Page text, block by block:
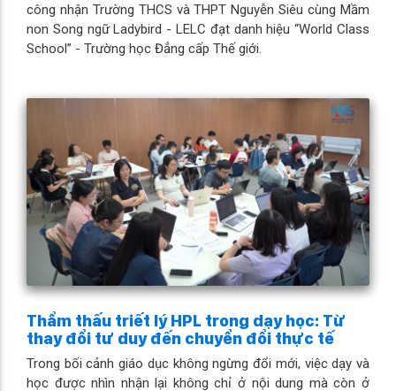
công nhận Trường THCS và THPT Nguyễn Siêu cùng Mầm
non Song ngữ Ladybird - LELC đạt danh hiệu “World Class
School” - Trường học Đẳng cấp Thế giới.
Thẩm thấu triết lý HPL trong dạy học: Từ
thay đổi tư duy đến chuyển đổi thực tế
Trong bối cảnh giáo dục không ngừng đổi mới, việc dạy và
học được nhìn nhận lại không chỉ ở nội dung mà còn ở